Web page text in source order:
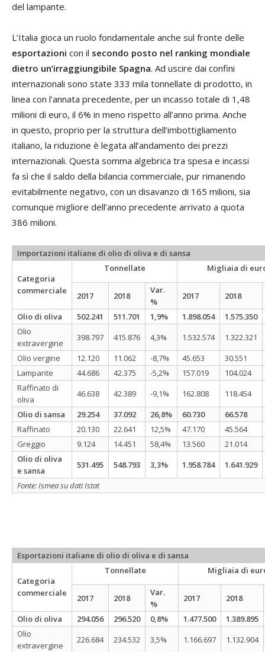
del lampante.
L’Italia gioca un ruolo fondamentale anche sul fronte delle
esportazioni con il secondo posto nel ranking mondiale
dietro un’irraggiungibile Spagna. Ad uscire dai confini
internazionali sono state 333 mila tonnellate di prodotto, in
linea con l’annata precedente, per un incasso totale di 1,48
milioni di euro, il 6% in meno rispetto all’anno prima. Anche
in questo, proprio per la struttura dell’imbottigliamento
italiano, la riduzione è legata all’andamento dei prezzi
internazionali. Questa somma algebrica tra spesa e incassi
fa sì che il saldo della bilancia commerciale, pur rimanendo
evitabilmente negativo, con un disavanzo di 165 milioni, sia
comunque migliore dell’anno precedente arrivato a quota
386 milioni.
Importazioni italiane di olio di oliva e di sansa
Categoria
commerciale
Tonnellate Migliaia di
2017 2018
Var.
%
2017
2018
Olio di oliva
502.241 511.701 1,9% 1.898.054
1.575.350
Olio
extravergine
398.797 415.876 4,3% 1.532.574
1.322.321
Olio vergine
12.120 11.062 -8,7% 45.653
30.551
Lampante
44.686 42.375 -5,2% 157.019
104.024
Raffinato di
oliva
46.638 42.389 -9,1% 162.808
118.454
Olio di sansa
29.254 37.092 26,8% 60.730
66.578
Raffinato
20.130 22.641 12,5% 47.170
45.564
Greggio
9.124 14.451 58,4% 13.560
21.014
Olio di oliva
e sansa
531.495 548.793 3,3% 1.958.784
1.641.929
Fonte: Ismea su dati Istat
Esportazioni italiane di olio di oliva e di sansa
Categoria
commerciale
Tonnellate Migliaia di
2017 2018
Var.
%
2017
2018
Olio di oliva
294.056 296.520 0,8% 1.477.500
1.389.895
Olio
extravergine
226.684 234.532 3,5% 1.166.697
1.132.904